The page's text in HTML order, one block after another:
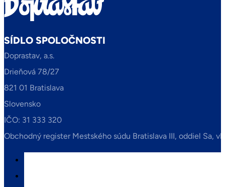
SÍDLO SPOLOČNOSTI
Doprastav, a.s.
Drieňová 78/27
821 01 Bratislava
Slovensko
IČO: 31 333 320
Obchodný register Mestského súdu Bratislava III, oddiel Sa,